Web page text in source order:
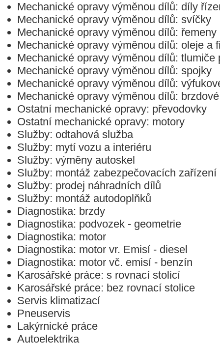
Mechanické opravy výměnou dílů: díly
Mechanické opravy výměnou dílů: svíčky
Mechanické opravy výměnou dílů: řemeny
Mechanické opravy výměnou dílů: oleje a
Mechanické opravy výměnou dílů: tlumiče
Mechanické opravy výměnou dílů: spojky
Mechanické opravy výměnou dílů:
Mechanické opravy výměnou dílů:
Ostatní mechanické opravy: převodovky
Ostatní mechanické opravy: motory
Služby: odtahová služba
Služby: mytí vozu a interiéru
Služby: výměny autoskel
Služby: montáž zabezpečovacích zařízení
Služby: prodej náhradních dílů
Služby: montáž autodoplňků
Diagnostika: brzdy
Diagnostika: podvozek - geometrie
Diagnostika: motor
Diagnostika: motor vr. Emisí - diesel
Diagnostika: motor vč. emisí - benzín
Karosářské práce: s rovnací stolicí
Karosářské práce: bez rovnací stolice
Servis klimatizací
Pneuservis
Lakýrnické práce
Autoelektrika